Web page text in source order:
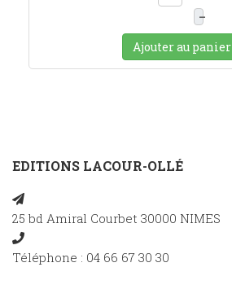
–
Ajouter au panier
EDITIONS LACOUR-OLLÉ
25 bd Amiral Courbet 30000 NIMES
Téléphone : 04 66 67 30 30